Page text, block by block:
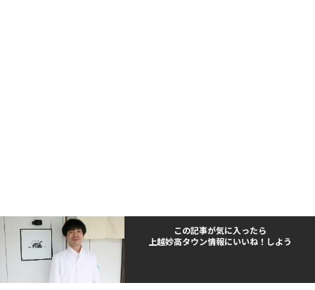
この記事が気に入ったら
上越妙高タウン情報にいいね！しよう